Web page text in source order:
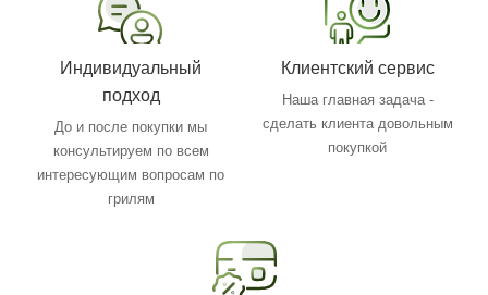
Индивидуальный
подход
До и после покупки мы
консультируем по всем
интересующим вопросам по
грилям
Клиентский сервис
Наша главная задача -
сделать клиента довольным
покупкой